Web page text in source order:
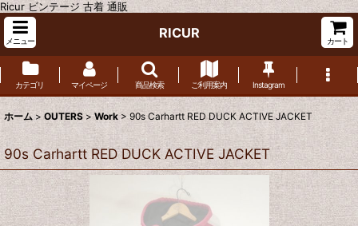
Ricur ビンテージ 古着 通販
メニュー
RICUR
カート
カテゴリ マイページ 商品検索 ご利用案内 Instagram
ホーム > OUTERS > Work > 90s Carhartt RED DUCK ACTIVE JACKET
90s Carhartt RED DUCK ACTIVE JACKET